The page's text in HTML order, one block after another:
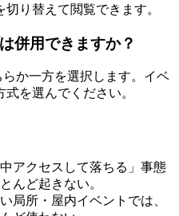
り替えて閲覧できます。
併用できますか？
か一方を選択します。イベ
を選んでください。
アクセスして落ちる」事態
んど起きない。
局所・屋内イベントでは、